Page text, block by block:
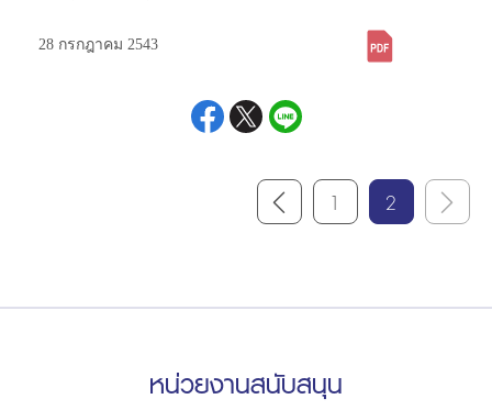
28 กรกฎาคม 2543
1 2
หน่วยงานสนับสนุน